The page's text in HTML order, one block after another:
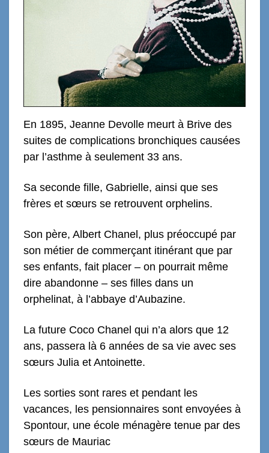
En 1895, Jeanne Devolle meurt à Brive des
suites de complications bronchiques causées
par l’asthme à seulement 33 ans.
Sa seconde fille, Gabrielle, ainsi que ses
frères et sœurs se retrouvent orphelins.
Son père, Albert Chanel, plus préoccupé par
son métier de commerçant itinérant que par
ses enfants, fait placer – on pourrait même
dire abandonne – ses filles dans un
orphelinat, à l’abbaye d’Aubazine.
La future Coco Chanel qui n’a alors que 12
ans, passera là 6 années de sa vie avec ses
sœurs Julia et Antoinette.
Les sorties sont rares et pendant les
vacances, les pensionnaires sont envoyées à
Spontour, une école ménagère tenue par des
sœurs de Mauriac